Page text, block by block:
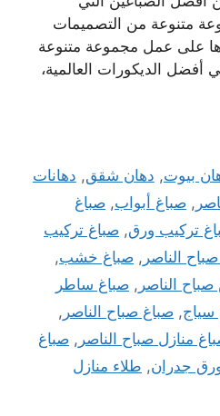
متنوعة من التصميمات
على عمل مجموعة متنوعة
الديكورات العالمية،
بيوت, دهان شقق, دهانات
, صباغ أبواب, صباغ
تركيب ورق, صباغ تركيب
الناصر , صباغ خشب,
الناصر , صباغ ساطر
سياج, صباغ صباح الناصر ,
منازل صباح الناصر , صباغ
جدران, طلاء منازل